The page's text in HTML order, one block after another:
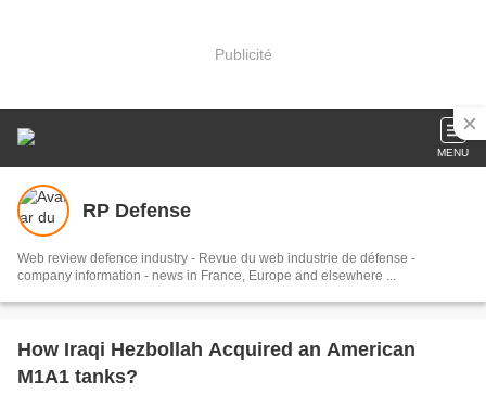
Publicité
MENU
RP Defense
Web review defence industry - Revue du web industrie de défense -
company information - news in France, Europe and elsewhere ...
How Iraqi Hezbollah Acquired an American
M1A1 tanks?